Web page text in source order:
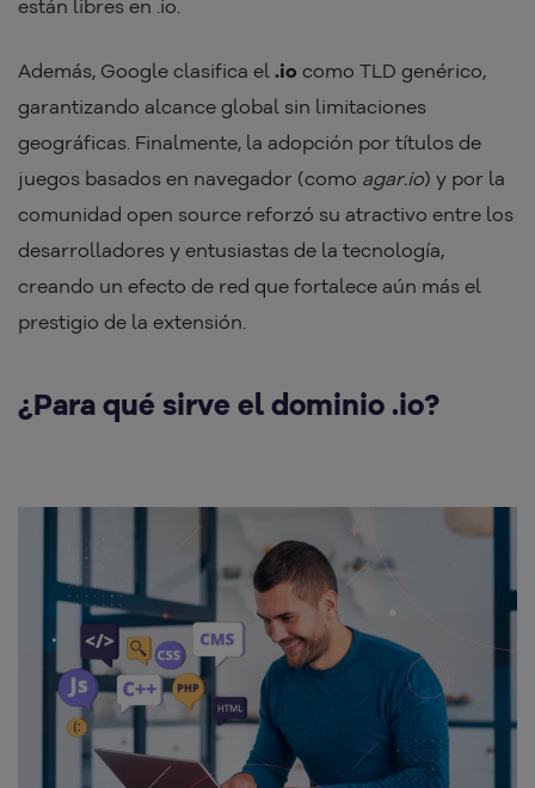
están libres en .io.
Además, Google clasifica el .io como TLD genérico,
garantizando alcance global sin limitaciones
geográficas. Finalmente, la adopción por títulos de
juegos basados en navegador (como agar.io) y por la
comunidad open source reforzó su atractivo entre los
desarrolladores y entusiastas de la tecnología,
creando un efecto de red que fortalece aún más el
prestigio de la extensión.
¿Para qué sirve el dominio .io?